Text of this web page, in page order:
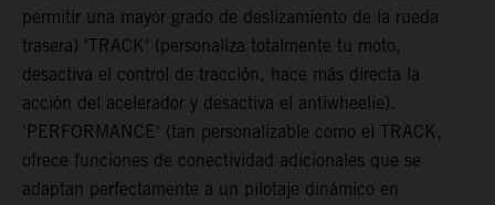
permitir una mayor grado de deslizamiento de la rueda
trasera) 'TRACK' (personaliza totalmente tu moto,
desactiva el control de tracción, hace más directa la
acción del acelerador y desactiva el antiwheelie).
'PERFORMANCE' (tan personalizable como el TRACK,
ofrece funciones de conectividad adicionales que se
adaptan perfectamente a un pilotaje dinámico en